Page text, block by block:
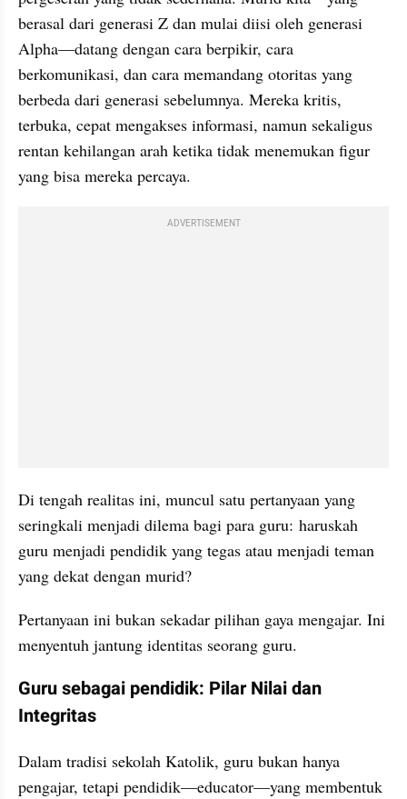
berasal dari generasi Z dan mulai diisi oleh generasi
Alpha—datang dengan cara berpikir, cara
berkomunikasi, dan cara memandang otoritas yang
berbeda dari generasi sebelumnya. Mereka kritis,
terbuka, cepat mengakses informasi, namun sekaligus
rentan kehilangan arah ketika tidak menemukan figur
yang bisa mereka percaya.
ADVERTISEMENT
Di tengah realitas ini, muncul satu pertanyaan yang
seringkali menjadi dilema bagi para guru: haruskah
guru menjadi pendidik yang tegas atau menjadi teman
yang dekat dengan murid?
Pertanyaan ini bukan sekadar pilihan gaya mengajar. Ini
menyentuh jantung identitas seorang guru.
Guru sebagai pendidik: Pilar Nilai dan
Integritas
Dalam tradisi sekolah Katolik, guru bukan hanya
pengajar, tetapi pendidik—educator—yang membentuk